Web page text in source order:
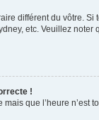
différent du vôtre.
etc. Veuillez
!
que l’heure